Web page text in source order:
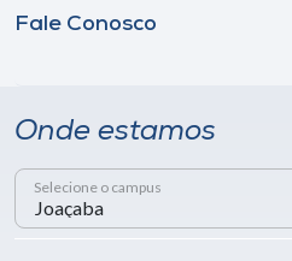
Fale Conosco
Onde estamos
Selecione o campus